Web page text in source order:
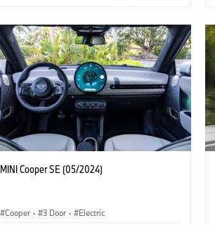
MINI Cooper SE (05/2024)
Cooper · 3 Door · Electric